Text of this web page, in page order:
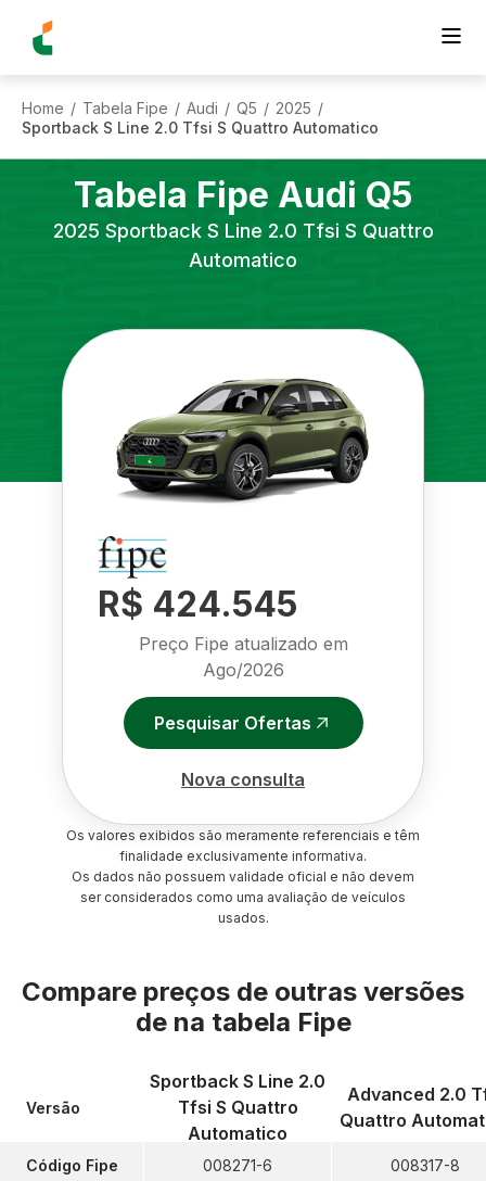
Home / Tabela Fipe / Audi / Q5 / 2025 /
Sportback S Line 2.0 Tfsi S Quattro Automatico
Tabela Fipe Audi Q5
2025 Sportback S Line 2.0 Tfsi S Quattro
Automatico
R$ 424.545
Preço Fipe atualizado em
Ago/2026
Pesquisar Ofertas
Nova consulta
Os valores exibidos são meramente referenciais e têm
finalidade exclusivamente informativa.
Os dados não possuem validade oficial e não devem
ser considerados como uma avaliação de veículos
usados.
Compare preços de outras versões
de na tabela Fipe
Versão
Código Fipe
Sportback S Line 2.0
Tfsi S Quattro
Automatico
008271-6
Advanced 2.0
Quattro
008317-8